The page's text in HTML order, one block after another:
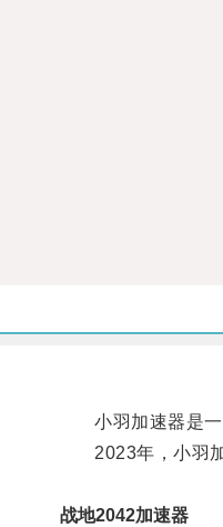
小羽加速器是一
2023年，小羽加
战地2042加速器